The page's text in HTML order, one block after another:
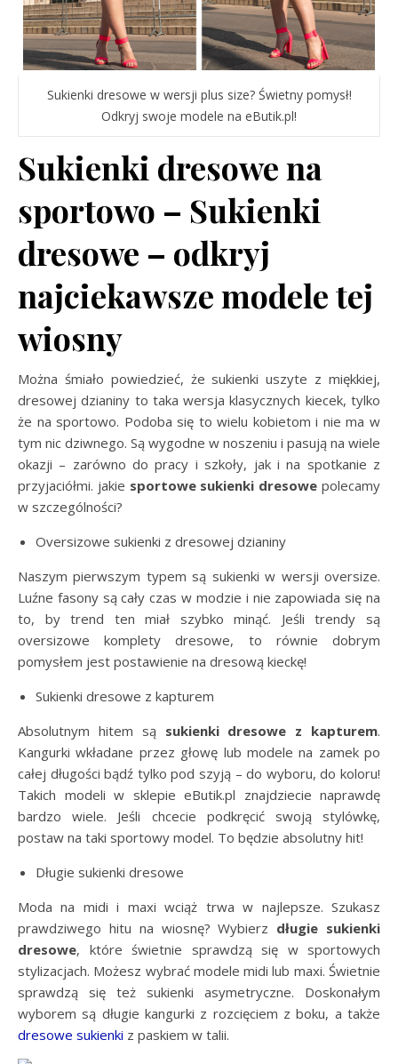
Sukienki dresowe w wersji plus size? Świetny pomysł!
Odkryj swoje modele na eButik.pl!
Sukienki dresowe na
sportowo – Sukienki
dresowe – odkryj
najciekawsze modele tej
wiosny
Można śmiało powiedzieć, że sukienki uszyte z miękkiej,
dresowej dzianiny to taka wersja klasycznych kiecek, tylko
że na sportowo. Podoba się to wielu kobietom i nie ma w
tym nic dziwnego. Są wygodne w noszeniu i pasują na wiele
okazji – zarówno do pracy i szkoły, jak i na spotkanie z
przyjaciółmi. jakie sportowe sukienki dresowe polecamy
w szczególności?
Oversizowe sukienki z dresowej dzianiny
Naszym pierwszym typem są sukienki w wersji oversize.
Luźne fasony są cały czas w modzie i nie zapowiada się na
to, by trend ten miał szybko minąć. Jeśli trendy są
oversizowe komplety dresowe, to równie dobrym
pomysłem jest postawienie na dresową kieckę!
Sukienki dresowe z kapturem
Absolutnym hitem są sukienki dresowe z kapturem.
Kangurki wkładane przez głowę lub modele na zamek po
całej długości bądź tylko pod szyją – do wyboru, do koloru!
Takich modeli w sklepie eButik.pl znajdziecie naprawdę
bardzo wiele. Jeśli chcecie podkręcić swoją stylówkę,
postaw na taki sportowy model. To będzie absolutny hit!
Długie sukienki dresowe
Moda na midi i maxi wciąż trwa w najlepsze. Szukasz
prawdziwego hitu na wiosnę? Wybierz długie sukienki
dresowe, które świetnie sprawdzą się w sportowych
stylizacjach. Możesz wybrać modele midi lub maxi. Świetnie
sprawdzą się też sukienki asymetryczne. Doskonałym
wyborem są długie kangurki z rozcięciem z boku, a także
dresowe sukienki z paskiem w talii.